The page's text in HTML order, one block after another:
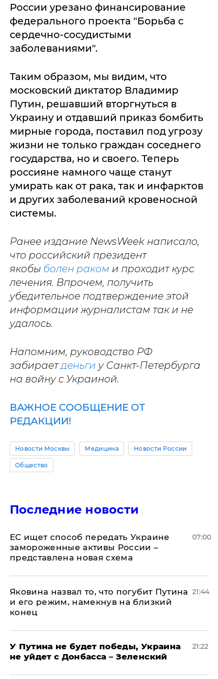
России урезано финансирование
федерального проекта "Борьба с
сердечно-сосудистыми
заболеваниями".
Таким образом, мы видим, что
московский диктатор Владимир
Путин, решавший вторгнуться в
Украину и отдавший приказ бомбить
мирные города, поставил под угрозу
жизни не только граждан соседнего
государства, но и своего. Теперь
россияне намного чаще станут
умирать как от рака, так и инфарктов
и других заболеваний кровеносной
системы.
Ранее издание NewsWeek написало,
что российский президент
якобы болен раком и проходит курс
лечения. Впрочем, получить
убедительное подтверждение этой
информации журналистам так и не
удалось.
Напомним, руководство РФ
забираетденьги у Санкт-Петербурга
на войну с Украиной.
ВАЖНОЕ СООБЩЕНИЕ ОТ
РЕДАКЦИИ!
Новости Москвы Медицина Новости России
Общество
Последние новости
ЕС ищет способ передать Украине
замороженные активы России –
представлена новая схема
07:00
Яковина назвал то, что погубит Путина
и его режим, намекнув на близкий
конец
21:44
У Путина не будет победы, Украина
не уйдет с Донбасса – Зеленский
21:22